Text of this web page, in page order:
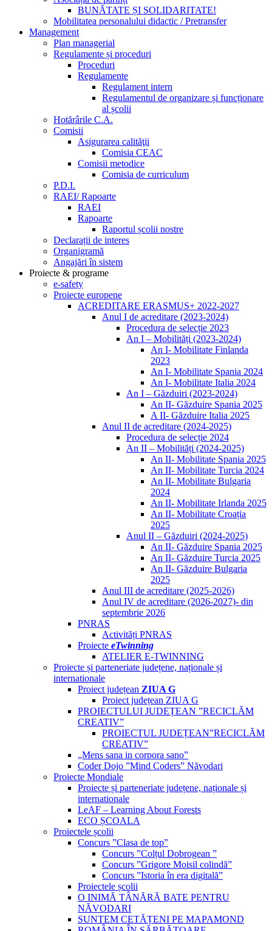
BUNĂTATE ȘI SOLIDARITATE!
Mobilitatea personalului didactic / Pretransfer
Management
Plan managerial
Regulamente și proceduri
Proceduri
Regulamente
Regulament intern
Regulamentul de organizare și funcționare
al școlii
Hotărârile C.A.
Comisii
Asigurarea calităţii
Comisia CEAC
Comisii metodice
Comisia de curriculum
P.D.I.
RAEI/ Rapoarte
RAEI
Rapoarte
Raportul școlii nostre
Declarații de interes
Organigramă
Angajări în sistem
Proiecte & programe
e-safety
Proiecte europene
ACREDITARE ERASMUS+ 2022-2027
Anul I de acreditare (2023-2024)
Procedura de selecție 2023
An I – Mobilități (2023-2024)
An I- Mobilitate Finlanda
2023
An I- Mobilitate Spania 2024
An I- Mobilitate Italia 2024
An I – Găzduiri (2023-2024)
An II- Găzduire Spania 2025
A II- Găzduire Italia 2025
Anul II de acreditare (2024-2025)
Procedura de selecție 2024
An II – Mobilități (2024-2025)
An II- Mobilitate Spania 2025
An II- Mobilitate Turcia 2024
An II- Mobilitate Bulgaria
2024
An II- Mobilitate Irlanda 2025
An II- Mobilitate Croația
2025
Anul II – Găzduiri (2024-2025)
An II- Găzduire Spania 2025
An II- Găzduire Turcia 2025
An II- Găzduire Bulgaria
2025
Anul III de acreditare (2025-2026)
Anul IV de acreditare (2026-2027)- din
septembrie 2026
PNRAS
Activități PNRAS
Proiecte eTwinning
ATELIER E-TWINNING
Proiecte și parteneriate județene, naționale și
internationale
Proiect județean ZIUA G
Proiect județean ZIUA G
PROIECTULUI JUDEȚEAN ”RECICLĂM
CREATIV”
PROIECTUL JUDEȚEAN”RECICLĂM
CREATIV”
„Mens sana in corpora sano”
Coder Dojo ”Mind Coders” Năvodari
Proiecte Mondiale
Proiecte și parteneriate județene, naționale și
internationale
LeAF – Learning About Forests
ECO ȘCOALA
Proiectele școlii
Concurs ”Clasa de top”
Concurs ”Colțul Dobrogean ”
Concurs ”Grigore Moisil colindă”
Concurs ”Istoria în era digitală”
Proiectele școlii
O INIMĂ TÂNĂRĂ BATE PENTRU
NĂVODARI
SUNTEM CETĂȚENI PE MAPAMOND